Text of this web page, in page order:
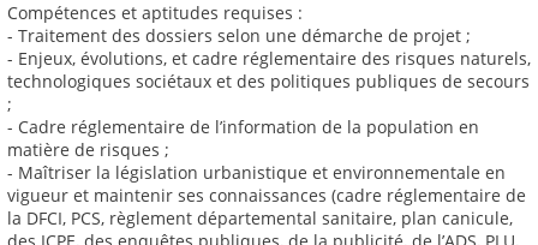
Compétences et aptitudes requises :
- Traitement des dossiers selon une démarche de projet ;
- Enjeux, évolutions, et cadre réglementaire des risques naturels,
technologiques sociétaux et des politiques publiques de secours
;
- Cadre réglementaire de l’information de la population en
matière de risques ;
- Maîtriser la législation urbanistique et environnementale en
vigueur et maintenir ses connaissances (cadre réglementaire de
la DFCI, PCS, règlement départemental sanitaire, plan canicule,